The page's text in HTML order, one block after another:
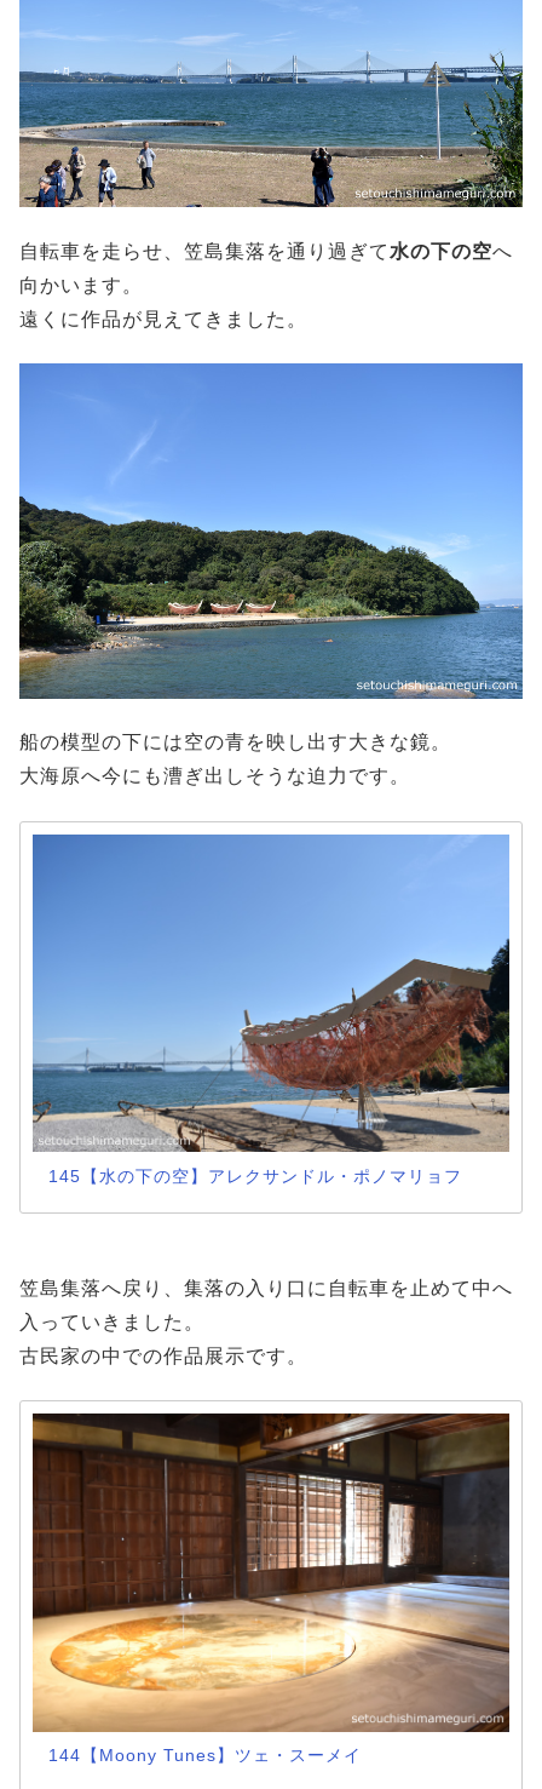
自転車を走らせ、笠島集落を通り過ぎて 水の下の空へ
向かいます。
遠くに作品が見えてきました。
船の模型の下には空の青を映し出す大きな鏡。
大海原へ今にも漕ぎ出しそうな迫力です。
145【水の下の空】アレクサンドル・ポノマリョフ
笠島集落へ戻り、集落の入り口に自転車を止めて中へ
入っていきました。
古民家の中での作品展示です。
144【Moony Tunes】ツェ・スーメイ